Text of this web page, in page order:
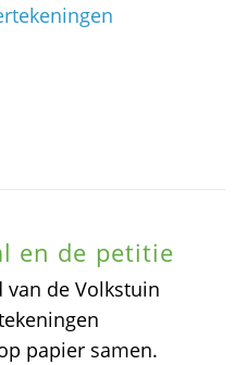
en de petitie
de Volkstuin
papier samen.